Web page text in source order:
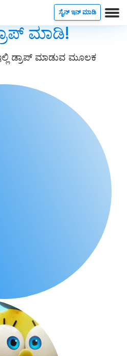
ಸೈನ್ ಇನ್ ಮಾಡಿ
ಮಾಡಿ!
ಡ್ರಾಪ್ ಮಾಡುವ ಮೂಲಕ